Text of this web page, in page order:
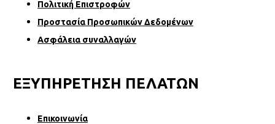
Πολιτική Επιστροφών
Προστασία Προσωπικών Δεδομένων
Ασφάλεια συναλλαγών
ΕΞΥΠΗΡΕΤΗΣΗ ΠΕΛΑΤΩΝ
Επικοινωνία